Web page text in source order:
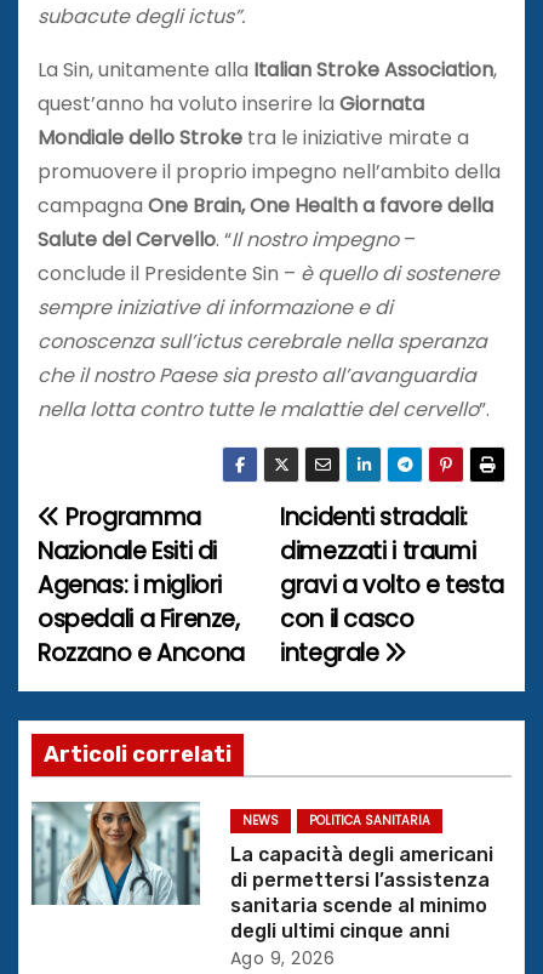
subacute degli ictus”.
La Sin, unitamente alla Italian Stroke Association,
quest’anno ha voluto inserire la Giornata
Mondiale dello Stroke tra le iniziative mirate a
promuovere il proprio impegno nell’ambito della
campagna One Brain, One Healtha favore della
Salute del Cervello. “Il nostro impegno–
conclude il Presidente Sin – è quello di sostenere
sempre iniziative di informazione e di
conoscenza sull’ictus cerebrale nella speranza
che il nostro Paese sia presto all’avanguardia
nella lotta contro tutte le malattie del cervello”.
N
a
v
i
g
a
z
i
Incidenti stradali:
dimezzati i traumi
gravi a volto e testa
con il casco
integrale
Programma
Nazionale Esiti di
Agenas: i migliori
ospedali a Firenze,
Rozzano e Ancona
Articoli correlati
NEWS POLITICA SANITARIA
La capacità degli americani
di permettersi l’assistenza
sanitaria scende al minimo
degli ultimi cinque anni
Ago 9, 2026